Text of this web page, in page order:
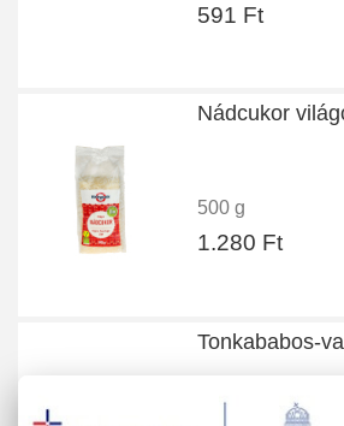
591 Ft
Nádcukor
500 g
1.280 Ft
Tonkababos-